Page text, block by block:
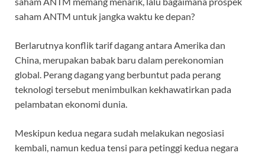
saham ANTM untuk jangka waktu ke depan?
Berlarutnya konflik tarif dagang antara Amerika dan
China, merupakan babak baru dalam perekonomian
global. Perang dagang yang berbuntut pada perang
teknologi tersebut menimbulkan kekhawatirkan pada
pelambatan ekonomi dunia.
Meskipun kedua negara sudah melakukan negosiasi
kembali, namun kedua tensi para petinggi kedua negara